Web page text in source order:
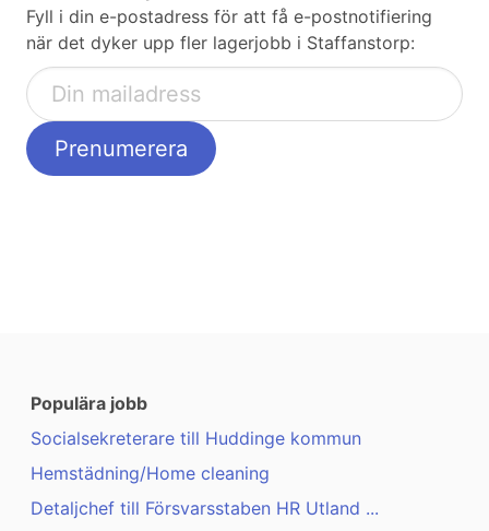
Fyll i din e-postadress för att få e-postnotifiering
när det dyker upp fler lagerjobb i Staffanstorp:
Populära jobb
Socialsekreterare till Huddinge kommun
Hemstädning/Home cleaning
Detaljchef till Försvarsstaben HR Utland ...